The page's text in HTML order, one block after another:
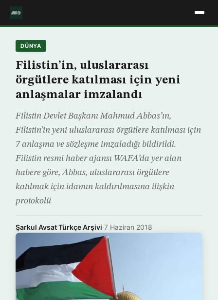
DÜNYA
Filistin’in, uluslararası
örgütlere katılması için yeni
anlaşmalar imzalandı
Filistin Devlet Başkanı Mahmud Abbas’ın,
Filistin’in yeni uluslararası örgütlere katılması için
7 anlaşma ve sözleşme imzaladığı bildirildi.
Filistin resmi haber ajansı WAFA’da yer alan
habere göre, Abbas, uluslararası örgütlere
katılmak için idamın kaldırılmasına ilişkin
protokolü
Şarkul Avsat Türkçe Arşivi·7 Haziran 2018